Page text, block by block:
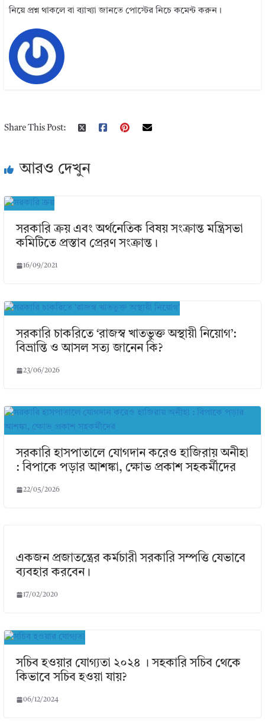
নিয়ে প্রশ্ন থাকলে বা ব্যাখ্যা জানতে পোস্টের নিচে কমেন্ট করুন।
Share This Post:
আরও দেখুন
সরকারি ক্রয় এবং অর্থনেতিক বিষয় সংক্রান্ত মন্ত্রিসভা
কমিটিতে প্রস্তাব প্রেরণ সংক্রান্ত।
16/09/2021
সরকারি চাকরিতে ‘রাজস্ব খাতভুক্ত অস্থায়ী নিয়োগ’:
বিভ্রান্তি ও আসল সত্য জানেন কি?
23/06/2026
সরকারি হাসপাতালে যোগদান করেও হাজিরায় অনীহা
: বিপাকে পড়ার আশঙ্কা, ক্ষোভ প্রকাশ সহকর্মীদের
22/05/2026
একজন প্রজাতন্ত্রের কর্মচারী সরকারি সম্পত্তি যেভাবে
ব্যবহার করবেন।
17/02/2020
সচিব হওয়ার যোগ্যতা ২০২৪ । সহকারি সচিব থেকে
কিভাবে সচিব হওয়া যায়?
06/12/2024